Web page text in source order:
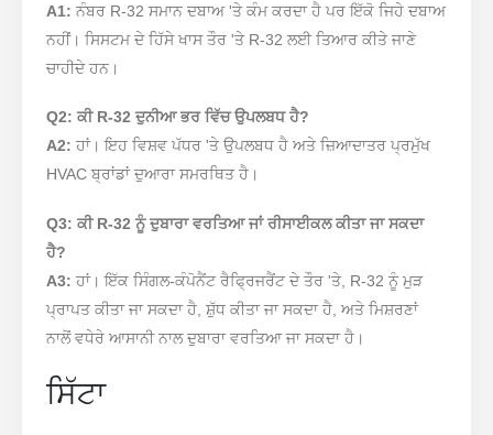
A1: ਨੰਬਰ R-32 ਸਮਾਨ ਦਬਾਅ 'ਤੇ ਕੰਮ ਕਰਦਾ ਹੈ ਪਰ ਇੱਕੋ ਜਿਹੇ ਦਬਾਅ
ਨਹੀਂ। ਸਿਸਟਮ ਦੇ ਹਿੱਸੇ ਖਾਸ ਤੌਰ 'ਤੇ R-32 ਲਈ ਤਿਆਰ ਕੀਤੇ ਜਾਣੇ
ਚਾਹੀਦੇ ਹਨ।
Q2: ਕੀ R-32 ਦੁਨੀਆ ਭਰ ਵਿੱਚ ਉਪਲਬਧ ਹੈ?
A2: ਹਾਂ। ਇਹ ਵਿਸ਼ਵ ਪੱਧਰ 'ਤੇ ਉਪਲਬਧ ਹੈ ਅਤੇ ਜ਼ਿਆਦਾਤਰ ਪ੍ਰਮੁੱਖ
HVAC ਬ੍ਰਾਂਡਾਂ ਦੁਆਰਾ ਸਮਰਥਿਤ ਹੈ।
Q3: ਕੀ R-32 ਨੂੰ ਦੁਬਾਰਾ ਵਰਤਿਆ ਜਾਂ ਰੀਸਾਈਕਲ ਕੀਤਾ ਜਾ ਸਕਦਾ
ਹੈ?
A3: ਹਾਂ। ਇੱਕ ਸਿੰਗਲ-ਕੰਪੋਨੈਂਟ ਰੈਫ੍ਰਿਜਰੈਂਟ ਦੇ ਤੌਰ 'ਤੇ, R-32 ਨੂੰ ਮੁੜ
ਪ੍ਰਾਪਤ ਕੀਤਾ ਜਾ ਸਕਦਾ ਹੈ, ਸ਼ੁੱਧ ਕੀਤਾ ਜਾ ਸਕਦਾ ਹੈ, ਅਤੇ ਮਿਸ਼ਰਣਾਂ
ਨਾਲੋਂ ਵਧੇਰੇ ਆਸਾਨੀ ਨਾਲ ਦੁਬਾਰਾ ਵਰਤਿਆ ਜਾ ਸਕਦਾ ਹੈ।
ਸਿੱਟਾ